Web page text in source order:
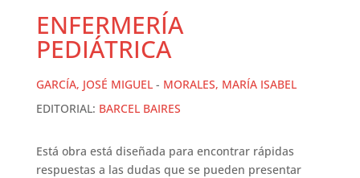
ENFERMERÍA
PEDIÁTRICA
GARCÍA, JOSÉ MIGUEL- MORALES, MARÍA ISABEL
EDITORIAL: BARCEL BAIRES
Está obra está diseñada para encontrar rápidas
respuestas a las dudas que se pueden presentar